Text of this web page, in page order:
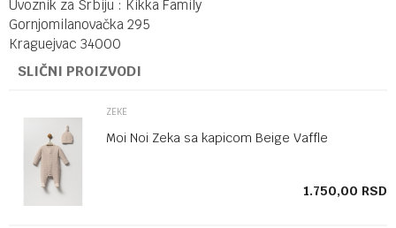
Uvoznik za Srbiju : Kikka Family
Gornjomilanovačka 295
Kraguejvac 34000
SLIČNI PROIZVODI
ZEKE
Moi Noi Zeka sa kapicom Beige Vaffle
1.750,00 RSD